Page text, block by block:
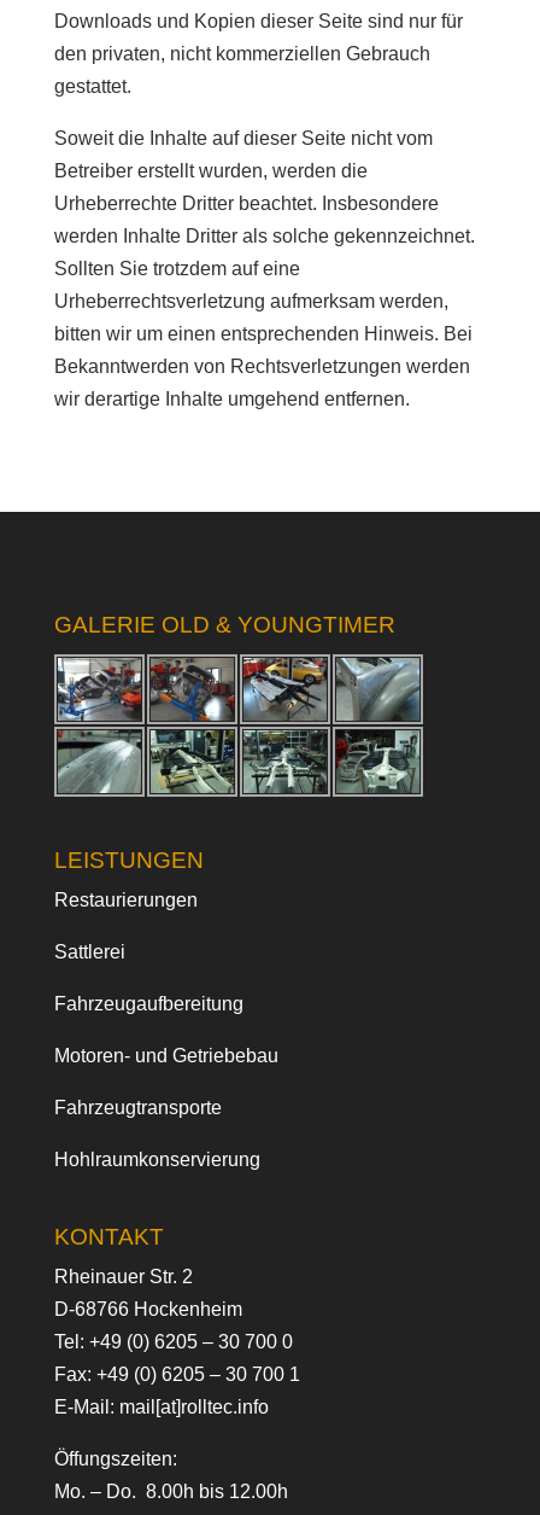
Downloads und Kopien dieser Seite sind nur für
den privaten, nicht kommerziellen Gebrauch
gestattet.
Soweit die Inhalte auf dieser Seite nicht vom
Betreiber erstellt wurden, werden die
Urheberrechte Dritter beachtet. Insbesondere
werden Inhalte Dritter als solche gekennzeichnet.
Sollten Sie trotzdem auf eine
Urheberrechtsverletzung aufmerksam werden,
bitten wir um einen entsprechenden Hinweis. Bei
Bekanntwerden von Rechtsverletzungen werden
wir derartige Inhalte umgehend entfernen.
GALERIE OLD & YOUNGTIMER
LEISTUNGEN
Restaurierungen
Sattlerei
Fahrzeugaufbereitung
Motoren- und Getriebebau
Fahrzeugtransporte
Hohlraumkonservierung
KONTAKT
Rheinauer Str. 2
D-68766 Hockenheim
Tel: +49 (0) 6205 – 30 700 0
Fax: +49 (0) 6205 – 30 700 1
E-Mail: mail[at]rolltec.info
Öffungszeiten:
Mo. – Do. 8.00h bis 12.00h